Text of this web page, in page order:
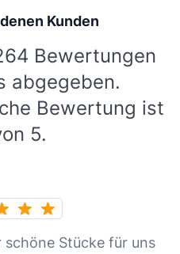
Kunden
Bewertungen
abgegeben.
Bewertung ist
5.
schöne Stücke für uns